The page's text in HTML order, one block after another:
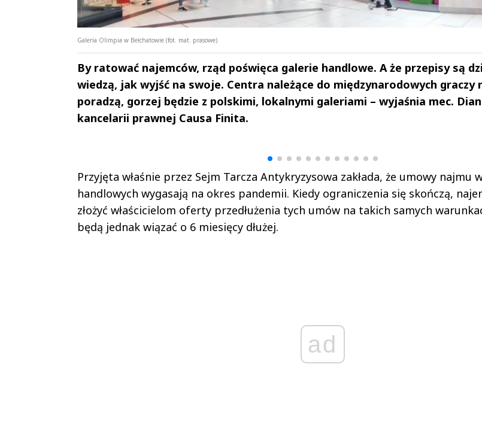
Galeria Olimpia w Bełchatowie (fot. mat. prasowe)
By ratować najemców, rząd poświęca galerie handlowe. A że przepisy są
wiedzą, jak wyjść na swoje. Centra należące do międzynarodowych graczy
poradzą, gorzej będzie z polskimi, lokalnymi galeriami – wyjaśnia mec.
kancelarii prawnej Causa Finita.
Przyjęta właśnie przez Sejm Tarcza Antykryzysowa zakłada, że umowy najmu
handlowych wygasają na okres pandemii. Kiedy ograniczenia się skończą,
złożyć właścicielom oferty przedłużenia tych umów na takich samych
będą jednak wiązać o 6 miesięcy dłużej.
ad
Andrzej i Marta
Marta i Andrzej